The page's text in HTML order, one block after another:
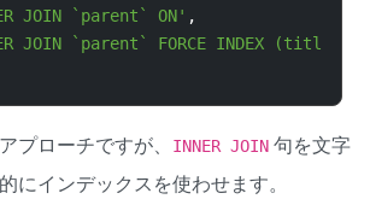
JOIN `parent` ON' ,
JOIN `parent` FORCE INDEX (titl
プローチですが、 INNER JOIN 句を文字
にインデックスを使わせます。